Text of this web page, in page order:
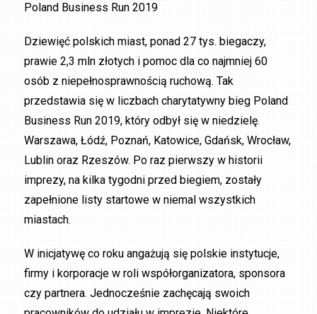
Poland Business Run 2019
Dziewięć polskich miast, ponad 27 tys. biegaczy,
prawie 2,3 mln złotych i pomoc dla co najmniej 60
osób z niepełnosprawnością ruchową. Tak
przedstawia się w liczbach charytatywny bieg Poland
Business Run 2019, który odbył się w niedzielę.
Warszawa, Łódź, Poznań, Katowice, Gdańsk, Wrocław,
Lublin oraz Rzeszów. Po raz pierwszy w historii
imprezy, na kilka tygodni przed biegiem, zostały
zapełnione listy startowe w niemal wszystkich
miastach.
W inicjatywę co roku angażują się polskie instytucje,
firmy i korporacje w roli współorganizatora, sponsora
czy partnera. Jednocześnie zachęcają swoich